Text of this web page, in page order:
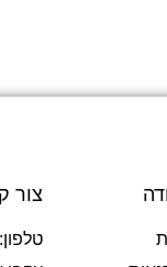
צור
טלפון: